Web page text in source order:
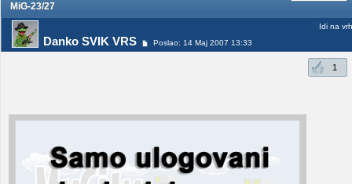
MiG-23/27
Danko SVIK VRS Poslao: 14 Maj 2007 13:33
Idi na vrh
1